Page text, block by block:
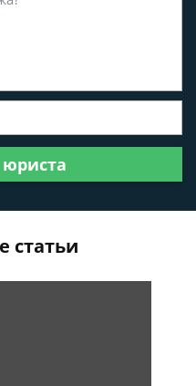
статьи